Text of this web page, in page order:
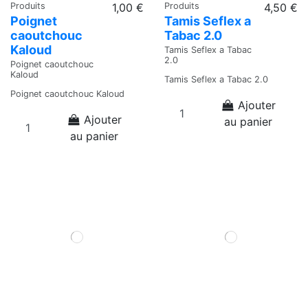
Produits
Poignet
caoutchouc
Kaloud
Poignet caoutchouc
Kaloud
1,00 €
Poignet caoutchouc Kaloud
Ajouter
au panier
Produits
Tamis Seflex a
Tabac 2.0
Tamis Seflex a Tabac
2.0
4,50 €
Tamis Seflex a Tabac 2.0
Ajouter
au panier